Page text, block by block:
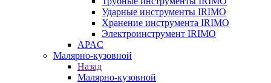
Ударные инструменты IRIMO
Хранение инструмента IRIMO
Электроинструмент IRIMO
APAC
Малярно-кузовной
Назад
Малярно-кузовной